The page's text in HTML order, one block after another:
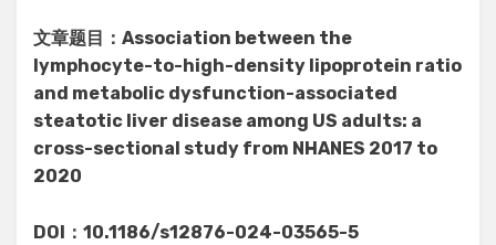
文章题目：Association between the
lymphocyte-to-high-density lipoprotein ratio
and metabolic dysfunction-associated
steatotic liver disease among US adults: a
cross-sectional study from NHANES 2017 to
2020
DOI：10.1186/s12876-024-03565-5